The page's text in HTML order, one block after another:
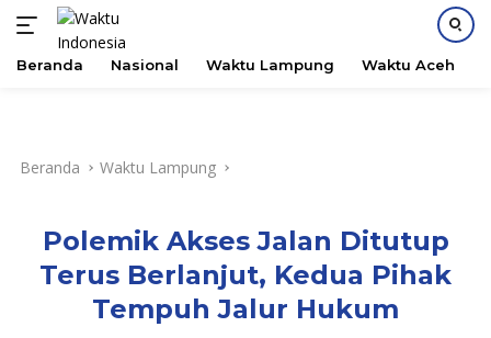
Beranda Nasional Waktu Lampung Waktu Aceh
Beranda Waktu Lampung
Polemik Akses Jalan Ditutup
Terus Berlanjut, Kedua Pihak
Tempuh Jalur Hukum